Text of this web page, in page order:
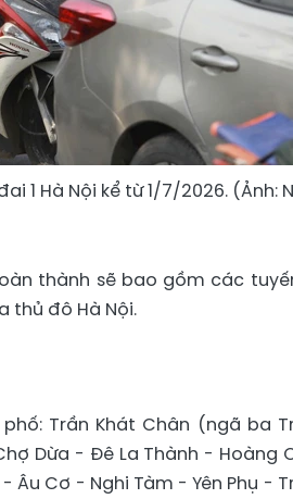
1 Hà Nội kể từ 1/7/2026. (Ảnh:
thành sẽ bao gồm các
thủ đô Hà Nội.
Trần Khát Chân (ngã ba
Dừa - Đê La Thành - Hoàng
Âu Cơ - Nghi Tàm - Yên Phụ -